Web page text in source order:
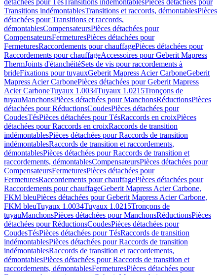
détachées pour TésTransitions indémontablesPièces détachées pour
Transitions indémontablesTransitions et raccords, démontablesPièces
détachées pour Transitions et raccords,
démontablesCompensateursPièces détachées pour
CompensateursFermeturesPièces détachées pour
FermeturesRaccordements pour chauffagePièces détachées pour
Raccordements pour chauffageAccessoires pour Geberit Mapress
ThermJoints d'étanchéitéSets de vis pour raccordements à
brideFixations pour tuyauxGeberit Mapress Acier CarboneGeberit
Mapress Acier CarbonePièces détachées pour Geberit Mapress
Acier CarboneTuyaux 1.0034Tuyaux 1.0215Tronçons de
tuyauManchonsPièces détachées pour ManchonsRéductionsPièces
détachées pour RéductionsCoudesPièces détachées pour
CoudesTésPièces détachées pour TésRaccords en croixPièces
détachées pour Raccords en croixRaccords de transition
indémontablesPièces détachées pour Raccords de transition
indémontablesRaccords de transition et raccordements,
démontablesPièces détachées pour Raccords de transition et
raccordements, démontablesCompensateursPièces détachées pour
CompensateursFermeturesPièces détachées pour
FermeturesRaccordements pour chauffagePièces détachées pour
Raccordements pour chauffageGeberit Mapress Acier Carbone,
FKM bleuPièces détachées pour Geberit Mapress Acier Carbone,
FKM bleuTuyaux 1.0034Tuyaux 1.0215Tronçons de
tuyauManchonsPièces détachées pour ManchonsRéductionsPièces
détachées pour RéductionsCoudesPièces détachées pour
CoudesTésPièces détachées pour TésRaccords de transition
indémontablesPièces détachées pour Raccords de transition
indémontablesRaccords de transition et raccordements,
démontablesPièces détachées pour Raccords de transition et
raccordements, démontablesFermeturesPièces détachées pour